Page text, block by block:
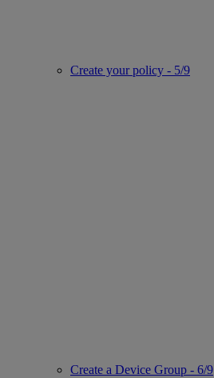
Create your policy - 5/9
Create a Device Group - 6/9